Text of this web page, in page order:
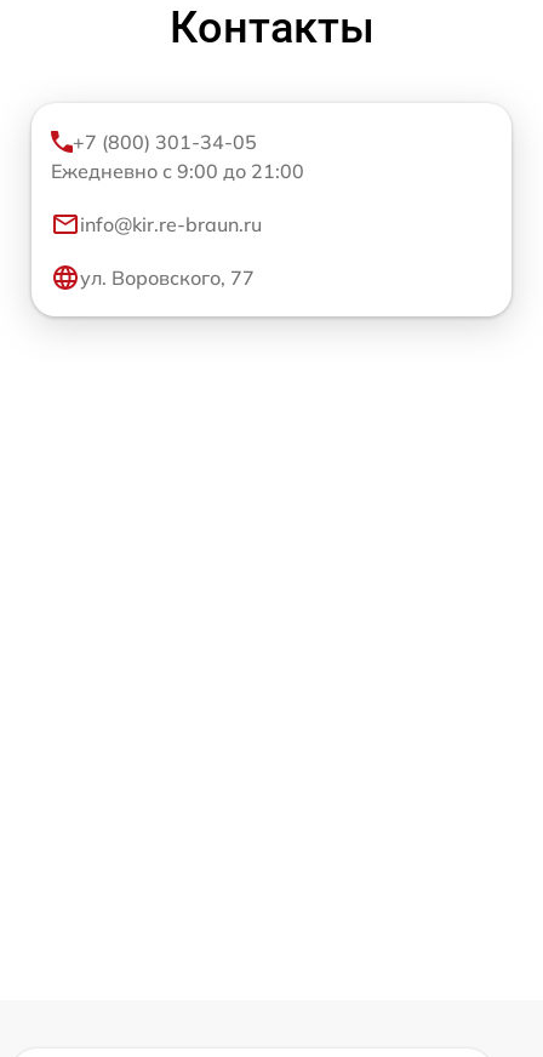
Контакты
+7 (800) 301-34-05
Ежедневно с 9:00 до 21:00
info@kir.re-braun.ru
ул. Воровского, 77